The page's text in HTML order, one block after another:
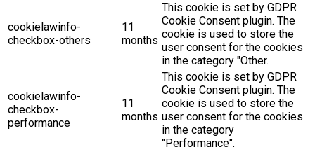
cookielawinfo-
checkbox-others
11
months
This cookie is set by GDPR
Cookie Consent plugin. The
cookie is used to store the
user consent for the cookies
in the category "Other.
cookielawinfo-
checkbox-
performance
11
months
This cookie is set by GDPR
Cookie Consent plugin. The
cookie is used to store the
user consent for the cookies
in the category
"Performance".